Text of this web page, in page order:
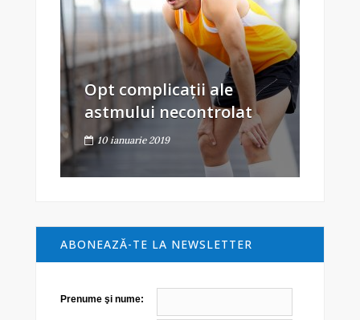
Opt complicații ale
astmului necontrolat
10 ianuarie 2019
ABONEAZĂ-TE LA NEWSLETTER
Prenume şi nume: